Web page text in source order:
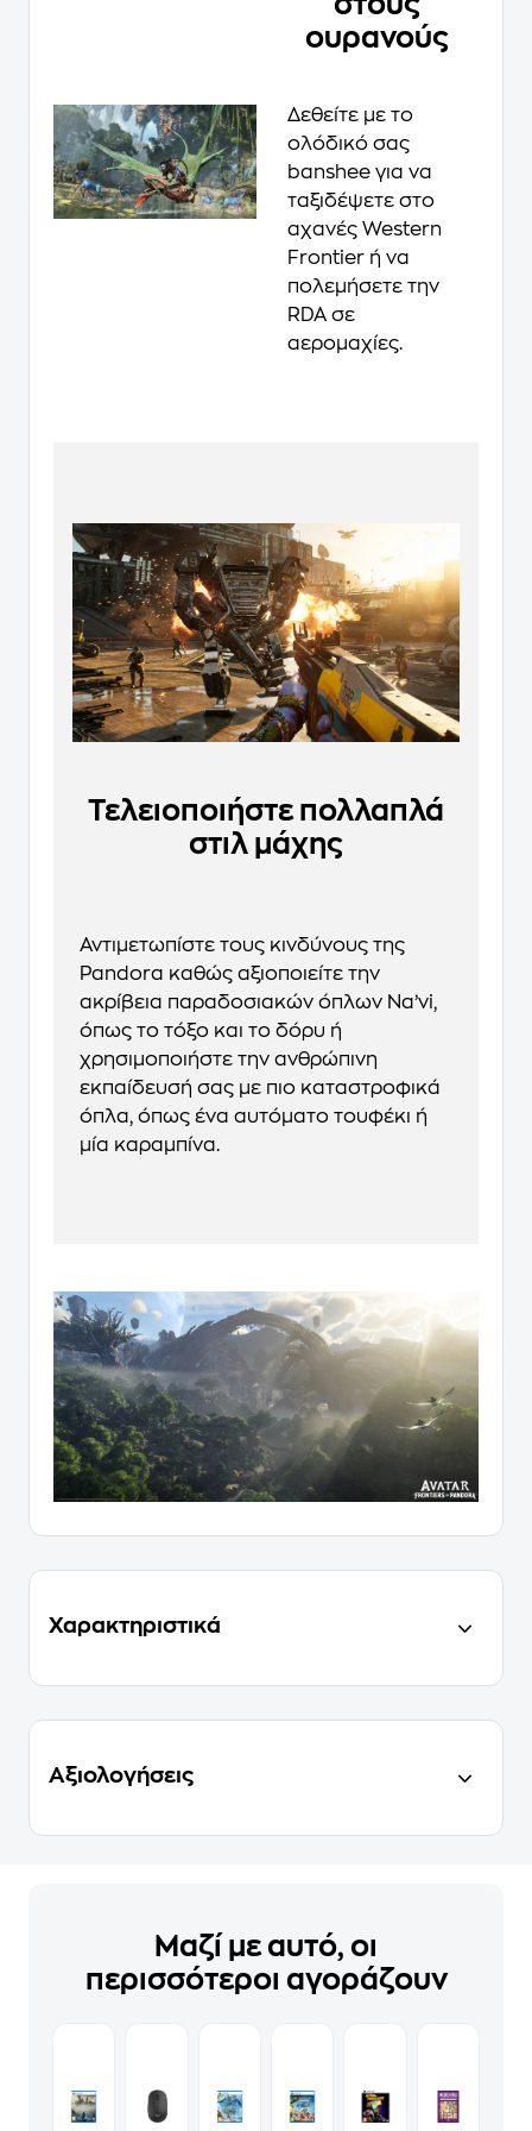
ουρανούς
Δεθείτε με το
ολόδικό σας
banshee για να
ταξιδέψετε στο
αχανές Western
Frontier ή να
πολεμήσετε την
RDA σε
αερομαχίες.
Τελειοποιήστε πολλαπλά
στιλ μάχης
Αντιμετωπίστε τους κινδύνους της
Pandora καθώς αξιοποιείτε την
ακρίβεια παραδοσιακών όπλων Na’vi,
όπως το τόξο και το δόρυ ή
χρησιμοποιήστε την ανθρώπινη
εκπαίδευσή σας με πιο καταστροφικά
όπλα, όπως ένα αυτόματο τουφέκι ή
μία καραμπίνα.
Χαρακτηριστικά
Αξιολογήσεις
Μαζί με αυτό, οι
περισσότεροι αγοράζουν